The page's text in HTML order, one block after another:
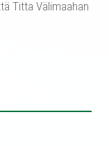
Titta Välimaahan